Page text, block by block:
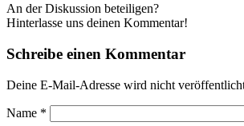
An der Diskussion beteiligen?
Hinterlasse uns deinen Kommentar!
Schreibe einen Kommentar
Deine E-Mail-Adresse wird nicht
Name *